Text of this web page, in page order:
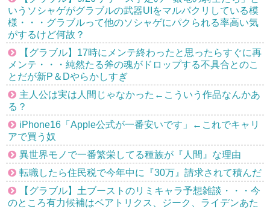
いうソシャゲがグラブルの武器UIをマルパクリしている模
様・・・グラブルって他のソシャゲにパクられる率高い気
がするけど何故？
【グラブル】17時にメンテ終わったと思ったらすぐに再
メンテ・・・純然たる斧の魂がドロップする不具合とのこ
とだが新P＆Dやらかしすぎ
主人公は実は人間じゃなかった←こういう作品なんかあ
る？
iPhone16「Apple公式が一番安いです」←これでキャリ
アで買う奴
異世界モノで一番繁栄してる種族が『人間』な理由
転職したら住民税で今年中に『30万』請求されて積んだ
【グラブル】土ブーストのリミキャラ予想雑談・・・今
のところ有力候補はベアトリクス、ジーク、ライデンあた